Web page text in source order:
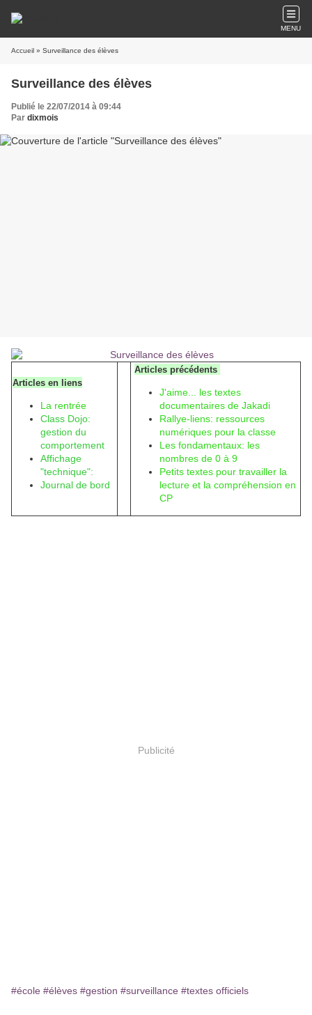
MENU
Accueil » Surveillance des élèves
Surveillance des élèves
Publié le 22/07/2014 à 09:44
Par dixmois
Articles en liens
La rentrée
Class Dojo:
gestion du
comportement
Affichage
"technique":
Journal de bord
Articles précédents
J'aime... les textes
documentaires de Jakadi
Rallye-liens: ressources
numériques pour la classe
Les fondamentaux: les
nombres de 0 à 9
Petits textes pour travailler la
lecture et la compréhension en
CP
Publicité
#école #élèves #gestion #surveillance #textes officiels